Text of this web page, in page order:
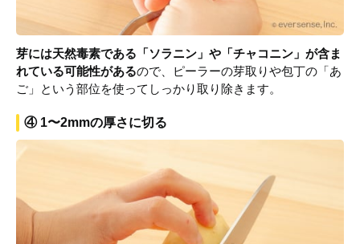
芽には天然毒素である「ソラニン」や「チャコニン」が含ま
れている可能性があるので、ピーラーの芽取りや包丁の「あ
ご」という部位を使ってしっかり取り除きます。
④ 1〜2mmの厚さに切る